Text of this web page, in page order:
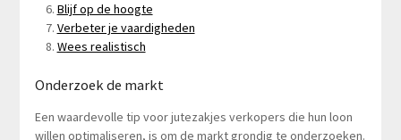
Blijf op de hoogte
Verbeter je vaardigheden
Wees realistisch
Onderzoek de markt
Een waardevolle tip voor jutezakjes verkopers die hun loon
willen optimaliseren, is om de markt grondig te onderzoeken.